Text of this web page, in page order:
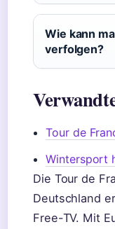
Wie kann
verfolgen?
Tour de
Wintersport
Die Tour de
Deutschland
Free-TV. Mit